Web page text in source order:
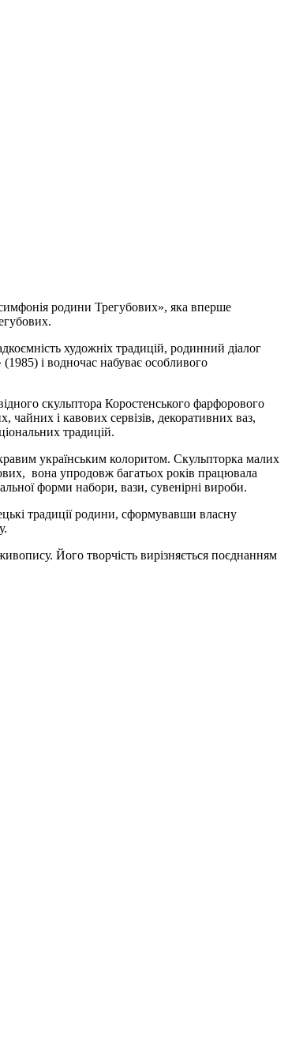
родини Трегубових», яка вперше
художніх традицій, родинний діалог
і водночас набуває особливого
скульптора Коростенського фарфорового
і кавових сервізів, декоративних ваз,
традицій.
українським колоритом. Скульпторка малих
вона упродовж багатьох років працювала
форми набори, вази, сувенірні вироби.
традиції родини, сформувавши власну
Його творчість вирізняється поєднанням